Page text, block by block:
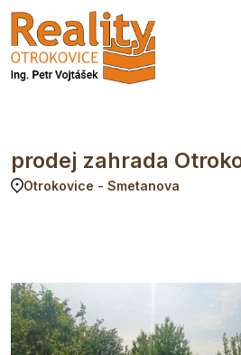
prodej zahrada
Otrokovice - Smetanova